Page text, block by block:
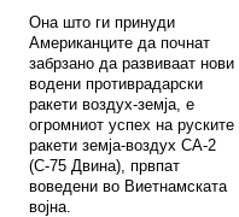
Она што ги принуди
Американците да почнат
забрзано да развиваат нови
водени противрадарски
ракети воздух-земја, е
огромниот успех на руските
ракети земја-воздух СА-2
(С-75 Двина), првпат
воведени во Виетнамската
војна.